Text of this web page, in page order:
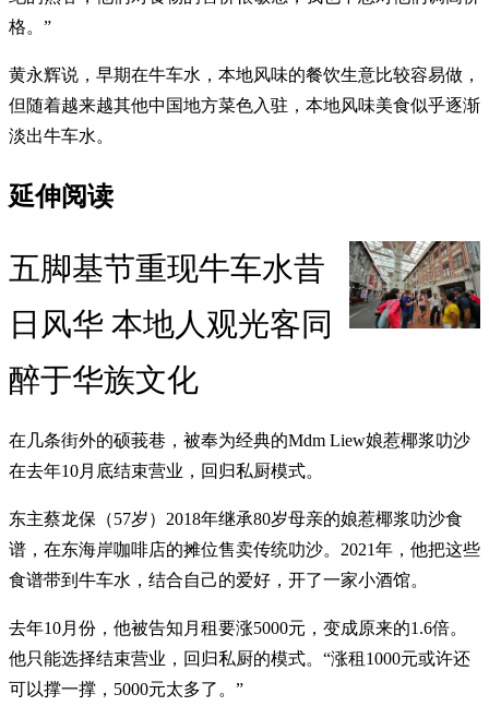
格。”
黄永辉说，早期在牛车水，本地风味的餐饮生意比较容易做，
但随着越来越其他中国地方菜色入驻，本地风味美食似乎逐渐
淡出牛车水。
延伸阅读
五脚基节重现牛车水昔
日风华 本地人观光客同
醉于华族文化
在几条街外的硕莪巷，被奉为经典的Mdm Liew娘惹椰浆叻沙
在去年10月底结束营业，回归私厨模式。
东主蔡龙保（57岁）2018年继承80岁母亲的娘惹椰浆叻沙食
谱，在东海岸咖啡店的摊位售卖传统叻沙。2021年，他把这些
食谱带到牛车水，结合自己的爱好，开了一家小酒馆。
去年10月份，他被告知月租要涨5000元，变成原来的1.6倍。
他只能选择结束营业，回归私厨的模式。“涨租1000元或许还
可以撑一撑，5000元太多了。”